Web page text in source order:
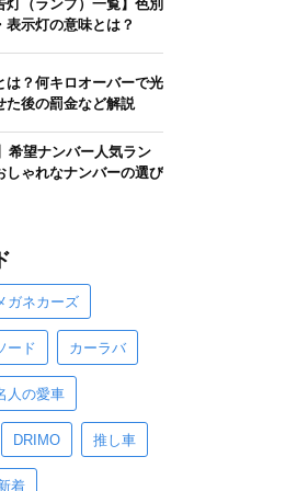
灯（ランプ）一覧】色別
表示灯の意味とは？
は？何キロオーバーで光
た後の罰金など解説
希望ナンバー人気ラン
しゃれなナンバーの選び
ガネカーズ
ード カーラバ
人の愛車
DRIMO 推し車
着